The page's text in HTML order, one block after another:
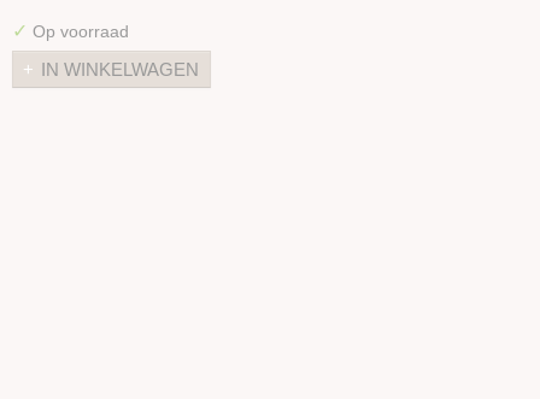
✓ Op voorraad
IN WINKELWAGEN